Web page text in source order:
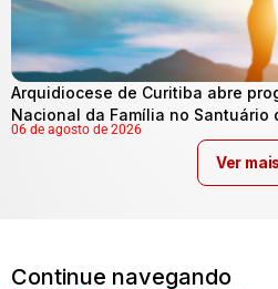
Arquidiocese de Curitiba abre
Nacional da Família no Santuário
06 de agosto de 2026
Ver mais
Continue navegando